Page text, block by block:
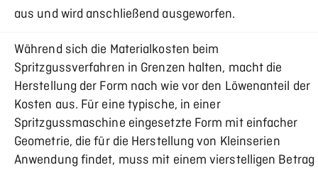
aus und wird anschließend ausgeworfen.
Während sich die Materialkosten beim
Spritzgussverfahren in Grenzen halten, macht die
Herstellung der Form nach wie vor den Löwenanteil der
Kosten aus. Für eine typische, in einer
Spritzgussmaschine eingesetzte Form mit einfacher
Geometrie, die für die Herstellung von Kleinserien
Anwendung findet, muss mit einem vierstelligen Betrag